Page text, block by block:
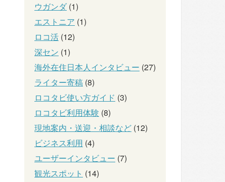
ウガンダ(1)
エストニア (1)
ロコ活 (12)
深セン (1)
海外在住日本人インタビュー (27)
ライター寄稿 (8)
ロコタビ使い方ガイド (3)
ロコタビ利用体験 (8)
現地案内・送迎・相談など (12)
ビジネス利用 (4)
ユーザーインタビュー (7)
観光スポット (14)